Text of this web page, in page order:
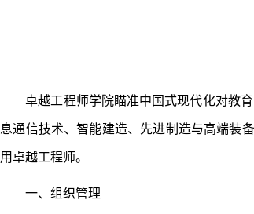
卓越工程师学院瞄准中国式现代化对教
息通信技术、智能建造、先进制造与高端装
用卓越工程师。
一、组织管理